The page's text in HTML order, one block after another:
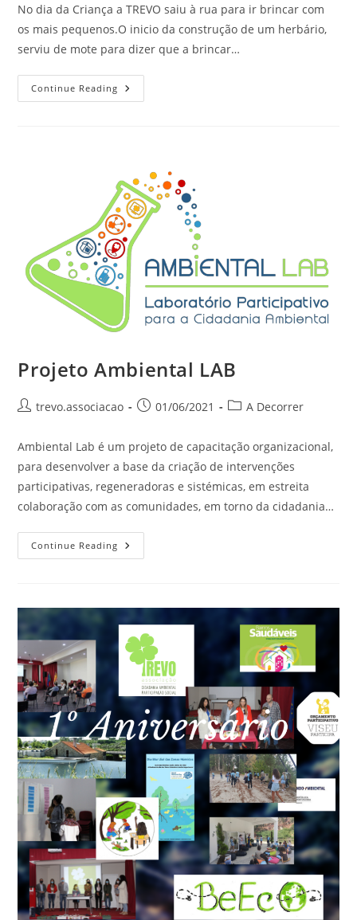
No dia da Criança a TREVO saiu à rua para ir brincar com
os mais pequenos.O inicio da construção de um herbário,
serviu de mote para dizer que a brincar…
Continue Reading
Projeto Ambiental LAB
trevo.associacao 01/06/2021 A Decorrer
Ambiental Lab é um projeto de capacitação organizacional,
para desenvolver a base da criação de intervenções
participativas, regeneradoras e sistémicas, em estreita
colaboração com as comunidades, em torno da cidadania…
Continue Reading